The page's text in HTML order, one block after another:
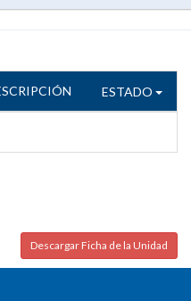
ESTADO
Descargar Ficha de la Unidad